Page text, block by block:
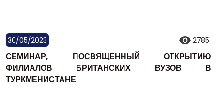
30/05/2023 2785
СЕМИНАР, ПОСВЯЩЕННЫЙ ОТКРЫТИЮ
ФИЛИАЛОВ БРИТАНСКИХ ВУЗОВ В
ТУРКМЕНИСТАНЕ